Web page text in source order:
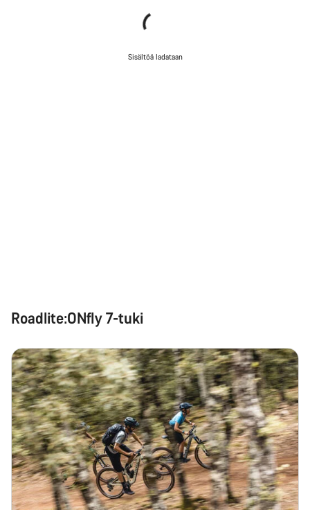
Sisältöä ladataan
Roadlite:ONfly 7-tuki